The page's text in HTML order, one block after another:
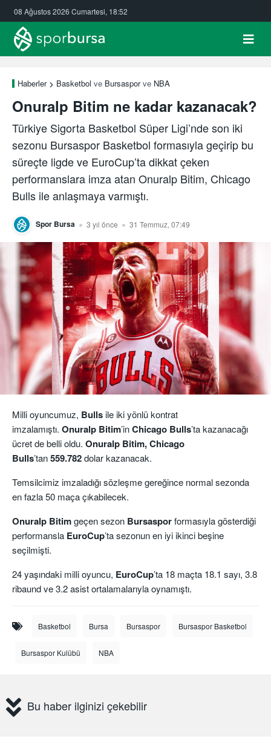
08 Ağustos 2026 Cumartesi, 18:52
Haberler Basketbol ve Bursasporve NBA
Onuralp Bitim ne kadar kazanacak?
Türkiye Sigorta Basketbol Süper Ligi’nde son iki
sezonu Bursaspor Basketbol formasıyla geçirip bu
süreçte ligde ve EuroCup’ta dikkat çeken
performanslara imza atan Onuralp Bitim, Chicago
Bulls ile anlaşmaya varmıştı.
Spor Bursa 3 yıl önce 31 Temmuz, 07:49
Milli oyuncumuz, Bullsile iki yönlü kontrat
imzalamıştı. Onuralp Bitim’inChicago Bulls’ta kazanacağı
ücret de belli oldu. Onuralp Bitim, Chicago
Bulls’tan559.782dolar kazanacak.
Temsilcimiz imzaladığı sözleşme gereğince normal sezonda
en fazla 50 maça çıkabilecek.
Onuralp Bitimgeçen sezon Bursasporformasıyla gösterdiği
performansla EuroCup’ta sezonun en iyi ikinci beşine
seçilmişti.
24 yaşındaki milli oyuncu, EuroCup’ta 18 maçta 18.1 sayı, 3.8
ribaund ve 3.2 asist ortalamalarıyla oynamıştı.
Basketbol Bursa Bursaspor Bursaspor Basketbol
Bursaspor Kulübü NBA
Bu haber ilginizi çekebilir